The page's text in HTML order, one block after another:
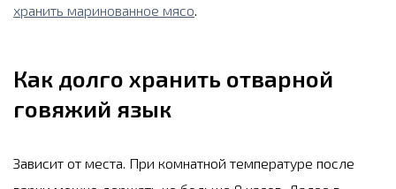
хранить маринованное мясо
Как долго хранить отварной
говяжий язык
Зависит от места. При комнатной температуре после